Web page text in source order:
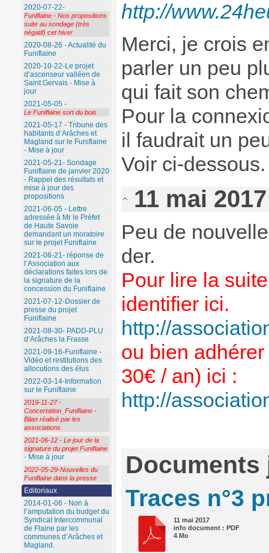
http://
Merci, je crois
parler un peu
qui fait son
Pour la
il faudrait un
Voir ci-dessous.
11 mai 2017
Peu de
der.
Pour lire la
identifier ici.
http://
ou bien adhérer
30€ / an) ici :
http://
Documents
Traces n°3
11 mai 2017
info document : PDF
4 Mo
2020-07-22-
Funiflaine - Nos propositions
suite au sondage (très
négatif) cet hiver
2020-08-26 - Actualité du
Funiflaine
2020-10-22-Le projet
d’ascenseur valléen de
Saint Gervais - Mise à
jour
2021-05-05 -
Le Funiflaine sort du bois
2021-05-17 - Tribune des
habitants d’Arâches et
Magland sur le Funiflaine
- Mise à jour
2021-05-21- Sondage
Funiflaine de janvier 2020
- Rappel des résultats et
mise à jour des
propositions
2021-06-05 - Lettre
adressée à Mr le Préfet
de Haute Savoie
demandant un moratoire
sur le projet Funiflaine
2021-06-21- réponse de
l’Association aux
déclarations faites lors de
la signature de la
concession du Funiflaine
2021-07-12-Dossier de
presse du projet
Funiflaine
2021-08-30- PADD-PLU
d’Arâches la Frasse
2021-09-16-Funiflaine -
Vidéo et restitutions des
allocutions des élus
2022-03-14-Information
sur le Funiflaine
2019-11-27 -
Concertation_Funiflaine -
Bilan réalisé par les
associations.
2021-06-12 - Le jour de la
signature du projet Funiflaine
- Mise à jour
2022-05-29-Nouvelles du
Funiflaine dans la presse
Editoriaux
2014-01-06 - Non à
l’amputation du budget du
Syndicat Intercommunal
de Flaine par les
communes d’Arâches et
Magland.